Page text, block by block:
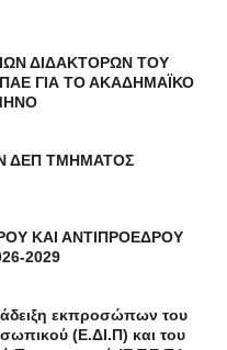
ΔΙΔΑΚΤΟΡΩΝ ΤΟΥ
ΓΙΑ ΤΟ ΑΚΑΔΗΜΑΪΚΟ
ΔΕΠ ΤΜΗΜΑΤΟΣ
ΚΑΙ ΑΝΤΙΠΡΟΕΔΡΟΥ
2029
εκπροσώπων του
(Ε.ΔΙ.Π) και του